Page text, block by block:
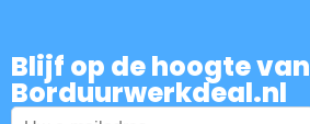
Blijf op de hoogte van
Borduurwerkdeal.nl